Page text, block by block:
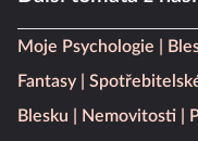
Moje Psychologie
Fantasy
Blesku
Nemovitosti